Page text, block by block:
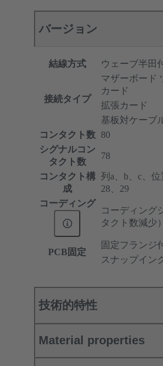
バージョン
結線方式 ウェーブ半田
接続タイプ
マザーボード
カード
拡張カード
基板対ケーブ
コンタクト数
80
シグナルコン
タクト数
78
コンタクト構
成
列a、b、c、位
28、29
コーディング
コーディング
タクト数減少）
PCB固定
固定フランジ
スナップイン
技術的特性
Material properties